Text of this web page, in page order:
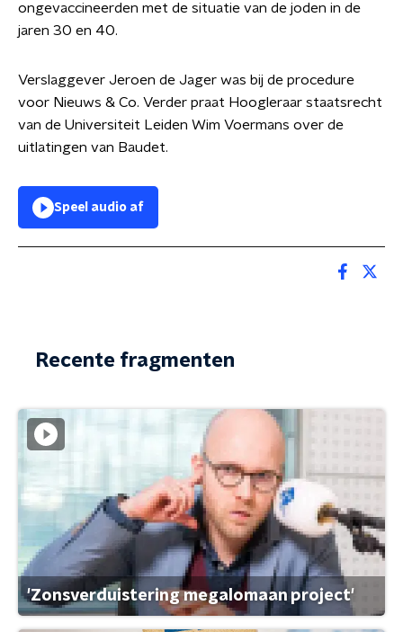
ongevaccineerden met de situatie van de joden in de
jaren 30 en 40.
Verslaggever Jeroen de Jager was bij de procedure
voor Nieuws & Co. Verder praat Hoogleraar staatsrecht
van de Universiteit Leiden Wim Voermans over de
uitlatingen van Baudet.
Speel audio af
Recente fragmenten
'Zonsverduistering megalomaan project'